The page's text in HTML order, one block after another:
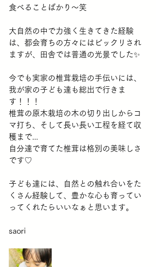
食べることばかり〜笑
大自然の中で力強く生きてきた経験
は、都会育ちの方々にはビックリされ
ますが、田舎では普通の光景でした✨
今でも実家の椎茸栽培の手伝いには、
我が家の子ども達も総出で行きま
す！！！
椎茸の原木栽培の木の切り出しからコ
マ打ち、そして長い長い工程を経て収
穫まで...
自分達で育てた椎茸は格別の美味しさ
です♡
子ども達には、自然との触れ合いをた
くさん経験して、豊かな心も育ってい
ってくれたらいいなぁと思います。
saori